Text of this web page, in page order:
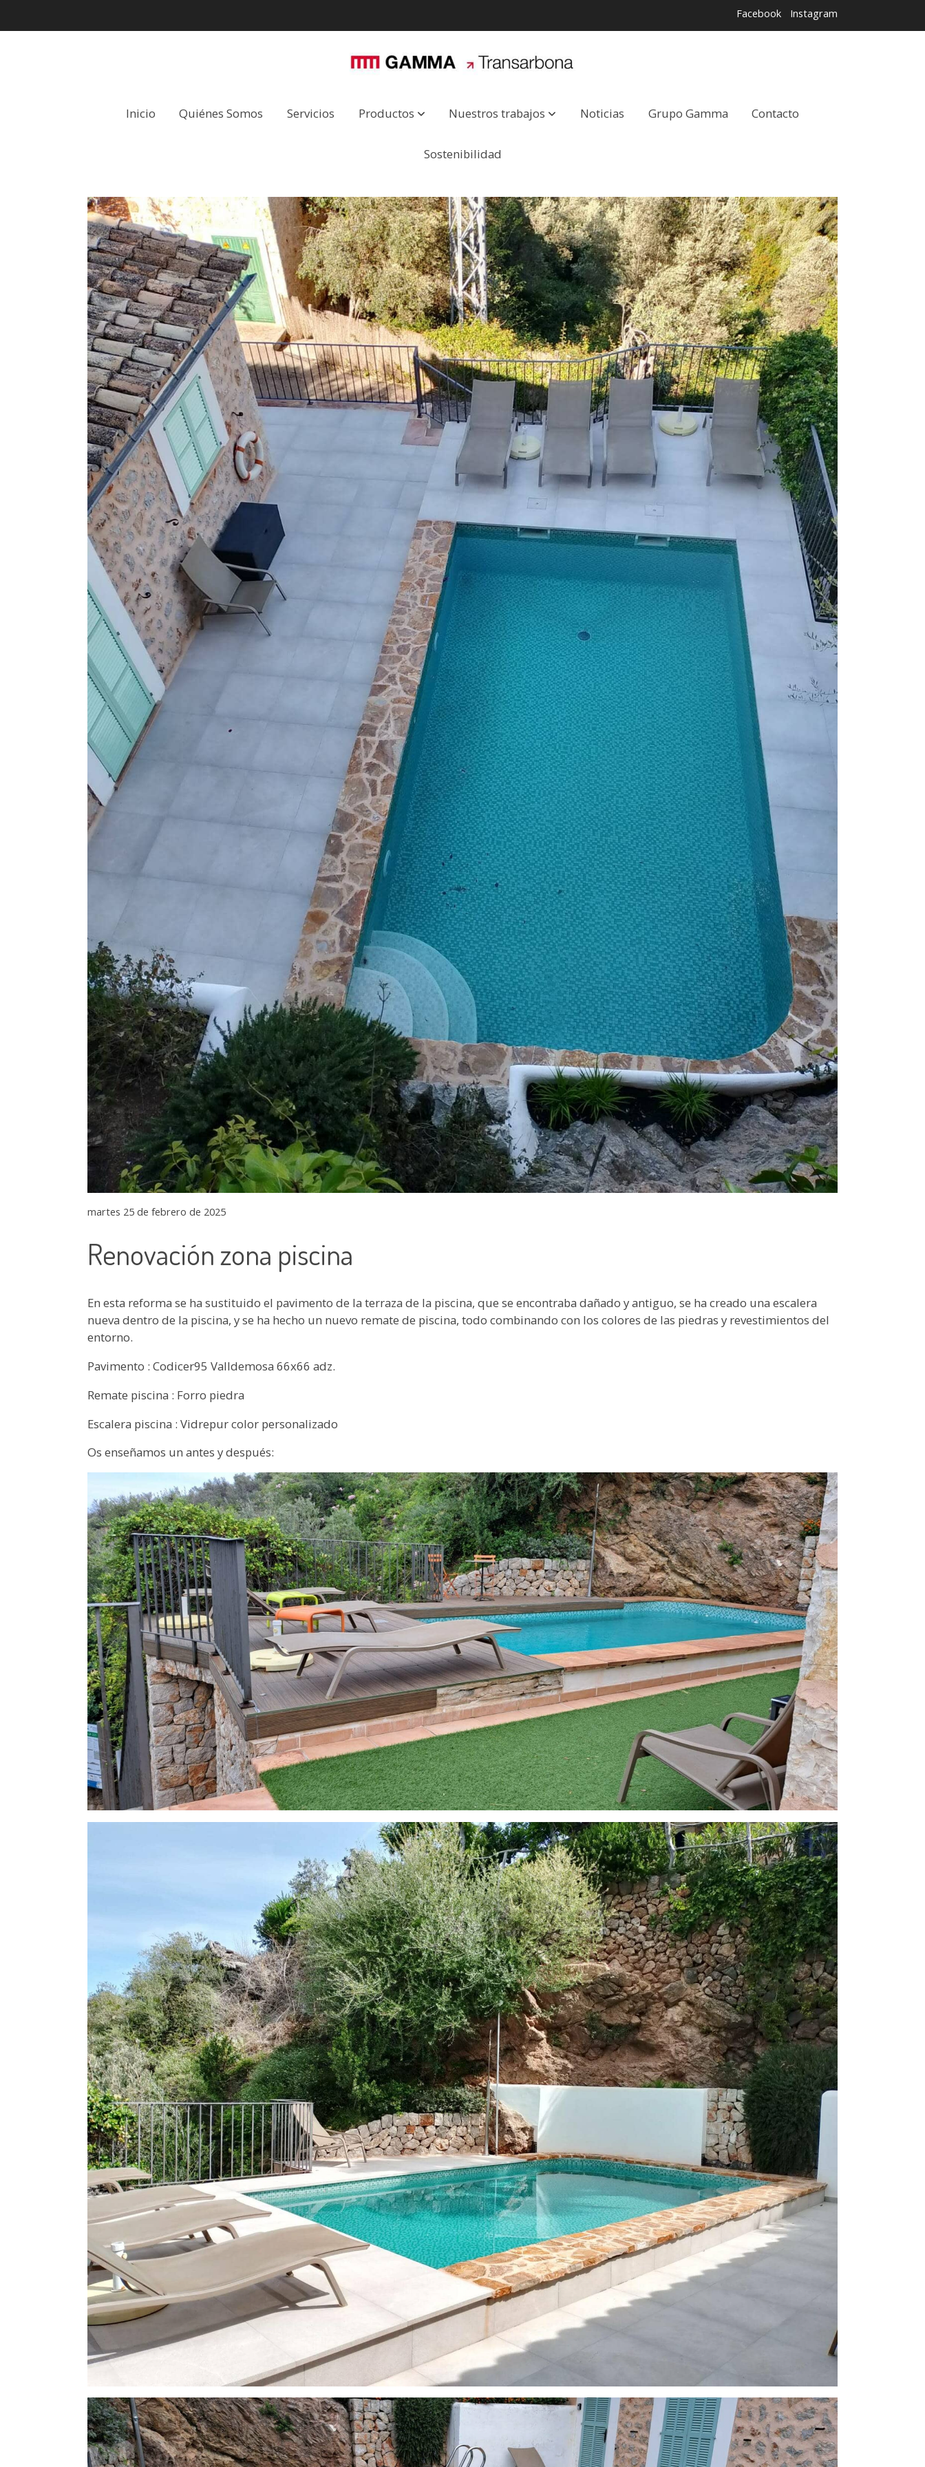
Facebook Instagram
Inicio Quiénes Somos Servicios Productos Nuestros trabajos Noticias Grupo Gamma Contacto
Sostenibilidad
martes 25 de febrero de 2025
Renovación zona piscina
En esta reforma se ha sustituido el pavimento de la terraza de la piscina, que se encontraba dañado y antiguo, se ha creado una escalera
nueva dentro de la piscina, y se ha hecho un nuevo remate de piscina, todo combinando con los colores de las piedras y revestimientos del
entorno.
Pavimento : Codicer95 Valldemosa 66x66 adz.
Remate piscina : Forro piedra
Escalera piscina : Vidrepur color personalizado
Os enseñamos un antes y después: